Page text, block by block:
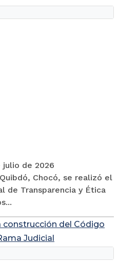
julio de 2026
Chocó, se realizó el
de Transparencia y Ética
del Código